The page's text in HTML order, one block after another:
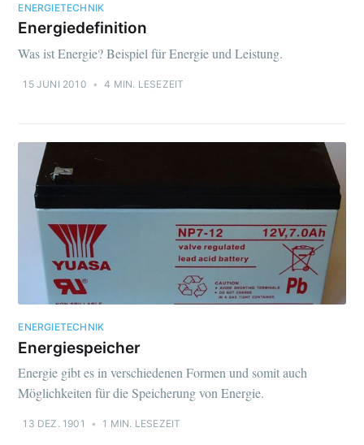
ENERGIETECHNIK
Energiedefinition
Was ist Energie? Beispiel für Energie und Leistung.
15 JUNI 2010 • 4 MIN. LESEZEIT
ENERGIETECHNIK
Energiespeicher
Energie gibt es in verschiedenen Formen und somit auch
Möglichkeiten für die Speicherung von Energie.
13 DEZ. 1901 • 1 MIN. LESEZEIT